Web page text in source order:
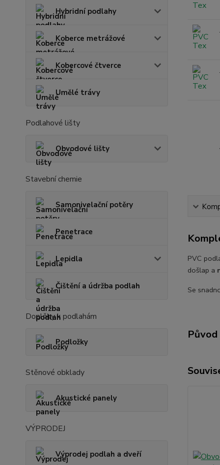
Hybridní podlahy
Koberce metrážové
Kobercové čtverce
Umělé trávy
Podlahové lišty
Obvodové lišty
Stavební chemie
Samonivelační potěry
Penetrace
Lepidla
Čištění a údržba podlah
Doplňky k podlahám
Podložky
Stěnové obklady
Akustické panely
VÝPRODEJ
Výprodej podlah a dveří
PVC
došlap a
Se